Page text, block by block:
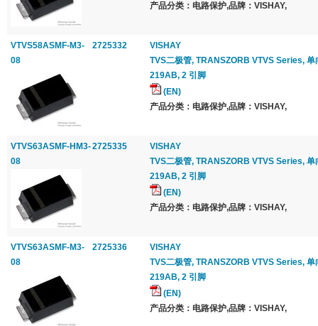
产品分类：电路保护,品牌：VISHAY,
VTVS58ASMF-M3-
08
2725332
VISHAY
TVS二极管, TRANSZORB VTVS Series, 单
219AB, 2 引脚
(EN)
产品分类：电路保护,品牌：VISHAY,
VTVS63ASMF-HM3-
08
2725335
VISHAY
TVS二极管, TRANSZORB VTVS Series, 单
219AB, 2 引脚
(EN)
产品分类：电路保护,品牌：VISHAY,
VTVS63ASMF-M3-
08
2725336
VISHAY
TVS二极管, TRANSZORB VTVS Series, 单
219AB, 2 引脚
(EN)
产品分类：电路保护,品牌：VISHAY,